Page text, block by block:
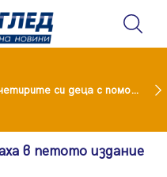
Майка уби четирите си деца с помощта на баба им, след което се самоуби
в петото издание